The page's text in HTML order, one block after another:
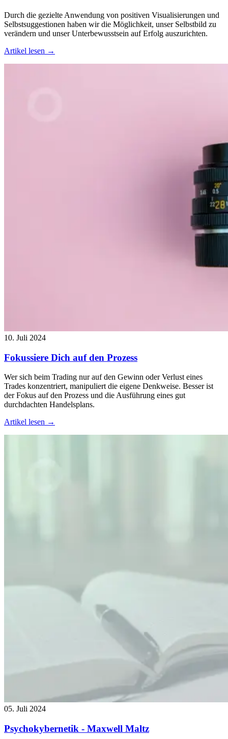
Durch die gezielte Anwendung von positiven Visualisierungen und
Selbstsuggestionen haben wir die Möglichkeit, unser Selbstbild zu
verändern und unser Unterbewusstsein auf Erfolg auszurichten.
Artikel lesen →
10. Juli 2024
Fokussiere Dich auf den Prozess
Wer sich beim Trading nur auf den Gewinn oder Verlust eines
Trades konzentriert, manipuliert die eigene Denkweise. Besser ist
der Fokus auf den Prozess und die Ausführung eines gut
durchdachten Handelsplans.
Artikel lesen →
05. Juli 2024
Psychokybernetik - Maxwell Maltz